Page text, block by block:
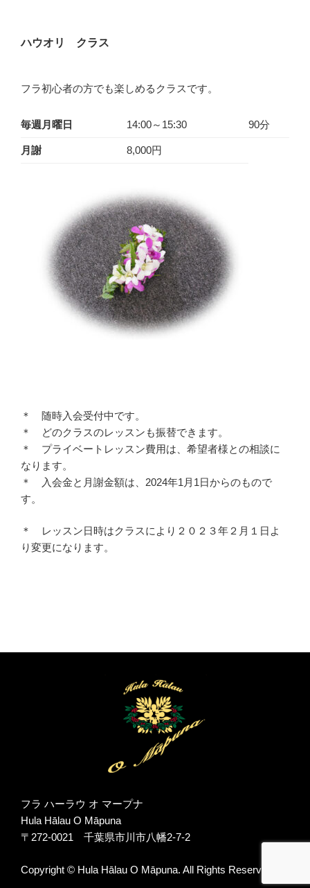
ハウオリ クラス
フラ初心者の方でも楽しめるクラスです。
毎週月曜日 14:00～15:30 90分
月謝 8,000円
＊ 随時入会受付中です。
＊ どのクラスのレッスンも振替できます。
＊ プライベートレッスン費用は、希望者様との相談に
なります。
＊ 入会金と月謝金額は、2024年1月1日からのもので
す。
＊ レッスン日時はクラスにより２０２３年２月１日よ
り変更になります。
フラ ハーラウ オ マープナ
Hula Hālau O Māpuna
〒272-0021 千葉県市川市八幡2-7-2
Copyright © Hula Hālau O Māpuna. All Rights Reserved.